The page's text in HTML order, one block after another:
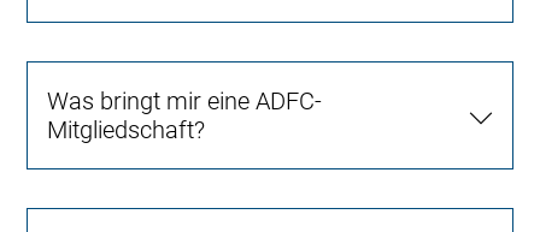
Was bringt mir eine ADFC-
Mitgliedschaft?